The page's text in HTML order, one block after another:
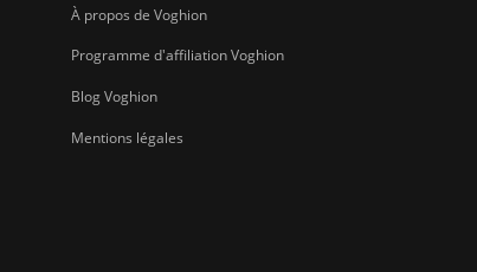
À propos de Voghion
Programme d'affiliation Voghion
Blog Voghion
Mentions légales